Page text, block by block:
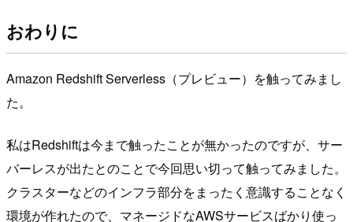
おわりに
Amazon Redshift Serverless（プレビュー）を触ってみまし
た。
私はRedshiftは今まで触ったことが無かったのですが、サー
バーレスが出たとのことで今回思い切って触ってみました。
クラスターなどのインフラ部分をまったく意識することなく
環境が作れたので、マネージドなAWSサービスばかり使っ